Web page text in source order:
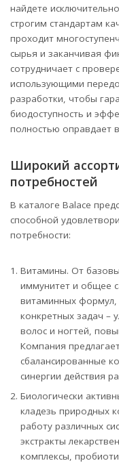
найдете
строгим стандартам
проходит
сырья и заканчивая
сотрудничает с
использующими
разработки, чтобы
биодоступность и
полностью оправдает
Широкий
потребностей
В каталоге Balace
способной
потребности:
Витамины. От
иммунитет и общее
витаминных
конкретных задач –
волос и ногтей,
Компания
сбалансированные
синергии действия
Биологически
кладезь природных
работу различных
экстракты
комплексы,